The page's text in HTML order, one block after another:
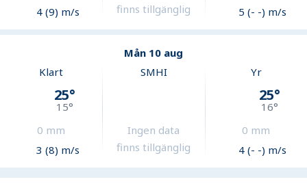
4 (9) m/s
finns tillgänglig
5 (- -) m/s
Mån 10 aug
Klart
25°
15°
0 mm
3 (8) m/s
SMHI
Ingen data
finns tillgänglig
Yr
25°
16°
0 mm
4 (- -) m/s